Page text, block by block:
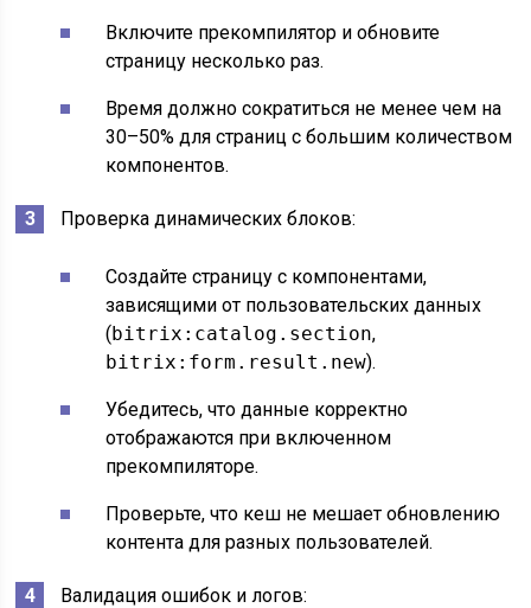
Включите прекомпилятор и обновите
страницу несколько раз.
Время должно сократиться не менее чем на
30–50% для страниц с большим количеством
компонентов.
Проверка динамических блоков:
Создайте страницу с компонентами,
зависящими от пользовательских данных
(bitrix:catalog.section,
bitrix:form.result.new).
Убедитесь, что данные корректно
отображаются при включенном
прекомпиляторе.
Проверьте, что кеш не мешает обновлению
контента для разных пользователей.
Валидация ошибок и логов: